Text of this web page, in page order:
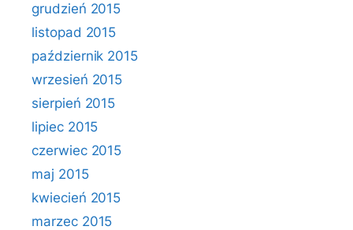
grudzień 2015
listopad 2015
październik 2015
wrzesień 2015
sierpień 2015
lipiec 2015
czerwiec 2015
maj 2015
kwiecień 2015
marzec 2015